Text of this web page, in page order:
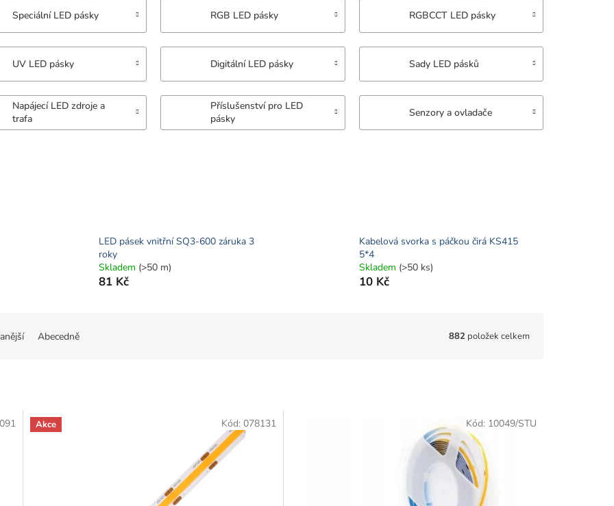
Speciální LED pásky RGB LED pásky RGBCCT LED pásky
UV LED pásky Digitální LED pásky Sady LED pásků
Napájecí LED zdroje a
trafa
Příslušenství pro LED
pásky
Senzory a ovladače
LED pásek vnitřní SQ3-600 záruka 3
roky
Skladem (>50 m)
81 Kč
Kabelová svorka s páčkou čirá KS415
5*4
Skladem (>50 ks)
10 Kč
Abecedně 882 položek celkem
Akce Kód: 078131 Kód: 10049/STU